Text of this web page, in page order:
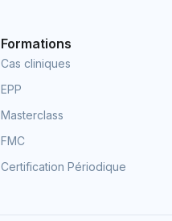
Formations
Cas cliniques
EPP
Masterclass
FMC
Certification Périodique